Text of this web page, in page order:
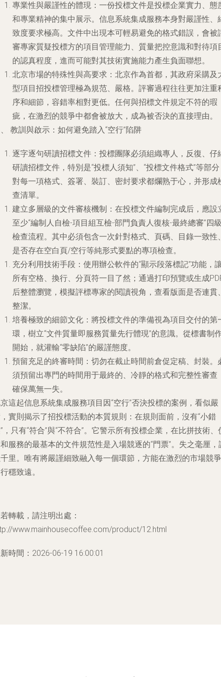
專業性與嚴謹性的體現 ：一份投標文件是投標企業實力、態
和專業精神的集中展示。信息系統集成服務本身對嚴謹性、
致度要求極高。文件中出現本可輕易避免的格式錯誤，會被
審專家質疑投標方的項目管理能力、質量把控意識和對待項
的認真程度，進而可能對其技術實施能力產生負面聯想。
北京市場的特殊性與高要求 ：北京作為首都，其政府采購及
型項目招投標管理極為規范、嚴格。評審過程往往更加注重
序和細節，容錯率相對更低。任何與招標文件規定不符的瑕
疵，在激烈的競爭中都會被放大，成為被否決的直接理由。
教訓與啟示：如何避免踏入“空行”陷阱
逐字逐句研讀招標文件 ：投標團隊必須組織專人，反復、仔
研讀招標文件，特別是“投標人須知”、“投標文件格式”等部
對每一項格式、簽署、裝訂、密封要求都爛熟于心，并形成
查清單。
建立多層級的文件審核機制 ：在投標文件編制完成后，應設
至少“編制人自檢-項目組互檢-部門負責人復核-最終總審”四
檢查流程。其中必須包含一次針對格式、頁碼、目錄一致性
是否存在空白頁/空行等純形式要點的專項檢查。
充分利用技術手段 ：使用辦公軟件的“顯示段落標記”功能，
所有空格、換行、分頁符一目了然；通過打印預覽或生成
后整體瀏覽，模擬評標專家的閱讀視角，查看版面是否連貫
整潔。
培養極致的細節文化 ：將投標文件的準備視為項目交付的第
環，樹立“文件質量即服務質量先行體現”的意識。從標書制
開始，就灌輸“零缺陷”的嚴謹態度。
預留充足的終審時間 ：切勿在截止時間前倉促定稿、封裝。
須預留出專門的時間用于最終的、冷靜的格式和完整性審查
確保萬無一失。
這起信息系統集成服務項目因“空行”否決投標的案例，看似嚴
實則揭示了招投標活動的本質規則：在規則面前，沒有“小錯
，只有“符合”與“不符合”。它警示所有投標企業，在比拼技術、
服務的最基本的文件規范性是入場競逐的“門票”。失之毫厘，
里。唯有將嚴謹細致融入每一個環節，方能在激烈的市場競爭
穩致遠。
轉載，請注明出處：
www.mainhousecoffee.com/product/12.html
時間：2026-06-19 16:00:01